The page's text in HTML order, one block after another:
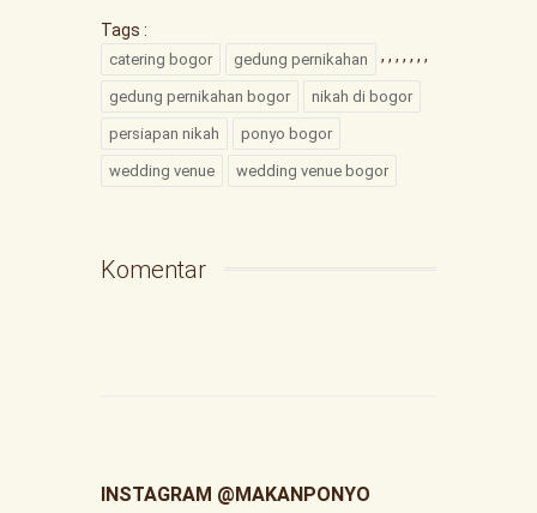
Tags :
catering bogor ,
gedung pernikahan ,
gedung pernikahan bogor
,
nikah di bogor
,
persiapan nikah
,
ponyo bogor
,
wedding venue
,
wedding venue bogor
Komentar
INSTAGRAM @MAKANPONYO